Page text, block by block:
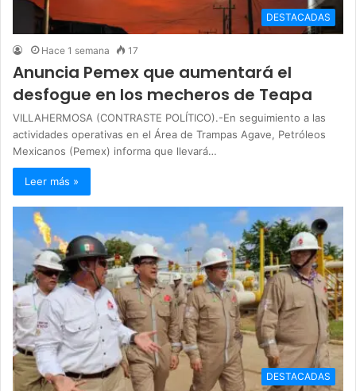
DESTACADAS
Hace 1 semana 17
Anuncia Pemex que aumentará el
desfogue en los mecheros de Teapa
VILLAHERMOSA (CONTRASTE POLÍTICO).-En seguimiento a las
actividades operativas en el Área de Trampas Agave, Petróleos
Mexicanos (Pemex) informa que llevará…
Leer más »
DESTACADAS